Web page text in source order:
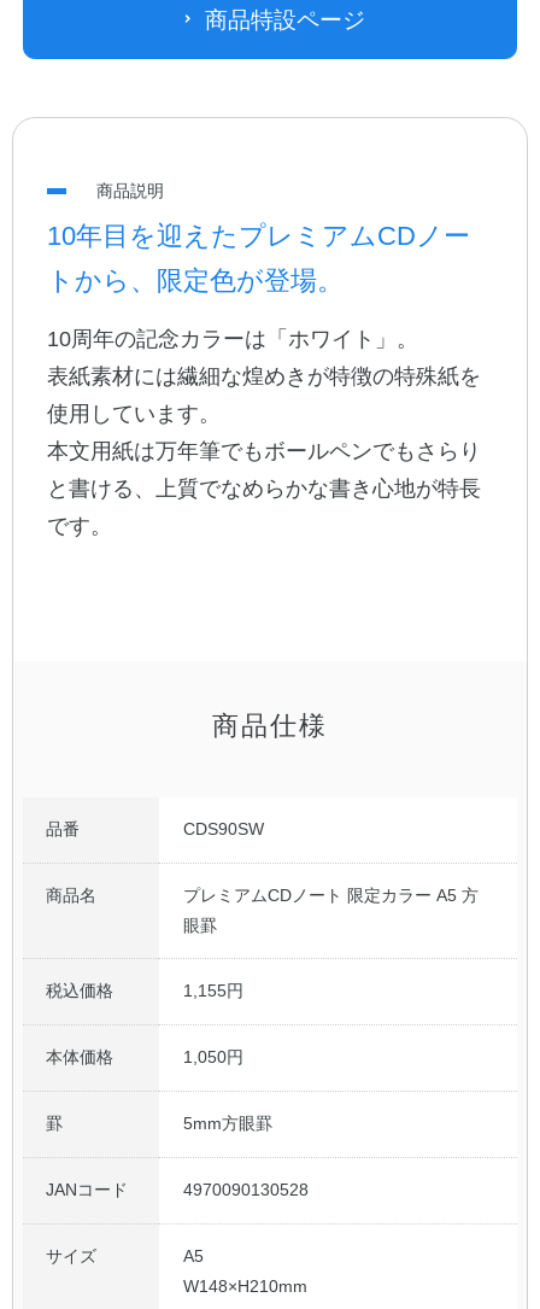
公式アカウント
日本ノート
商品特設ページ
商品説明
10年目を迎えたプレミアムCDノー
トから、限定色が登場。
10周年の記念カラーは「ホワイト」。
表紙素材には繊細な煌めきが特徴の特殊紙を
使用しています。
本文用紙は万年筆でもボールペンでもさらり
と書ける、上質でなめらかな書き心地が特長
です。
商品仕様
品番 CDS90SW
商品名
プレミアムCDノート 限定カラー A5 方
眼罫
税込価格 1,155円
本体価格 1,050円
罫 5mm方眼罫
JANコード 4970090130528
サイズ
A5
W148×H210mm